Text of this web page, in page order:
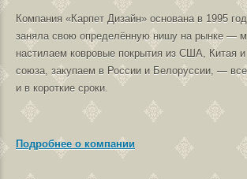
Компания «Карпет Дизайн» основана в 1995
заняла свою определённую нишу на рынке —
настилаем ковровые покрытия из США, Китая и
союза, закупаем в России и Белоруссии, —
и в короткие сроки.
Подробнее о компании